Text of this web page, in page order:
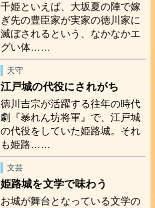
千姫といえば、大坂夏の陣で嫁
ぎ先の豊臣家が実家の徳川家に
滅ぼされるという、なかなかエ
グい体……
天守
江戸城の代役にされがち
徳川吉宗が活躍する往年の時代
劇『暴れん坊将軍』で、江戸城
の代役をしていた姫路城。それ
も姫路……
文芸
姫路城を文学で味わう
お城が舞台となっている文学の